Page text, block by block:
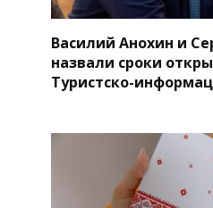
Василий Анохин и
назвали сроки
Туристско-